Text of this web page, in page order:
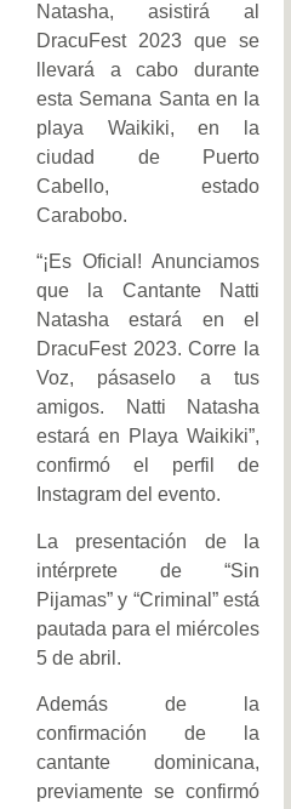
Natasha, asistirá al
DracuFest 2023 que se
llevará a cabo durante
esta Semana Santa en la
playa Waikiki, en la
ciudad de Puerto
Cabello, estado
Carabobo.
“¡Es Oficial! Anunciamos
que la Cantante Natti
Natasha estará en el
DracuFest 2023. Corre la
Voz, pásaselo a tus
amigos. Natti Natasha
estará en Playa Waikiki”,
confirmó el perfil de
Instagram del evento.
La presentación de la
intérprete de “Sin
Pijamas” y “Criminal” está
pautada para el miércoles
5 de abril.
Además de la
confirmación de la
cantante dominicana,
previamente se confirmó